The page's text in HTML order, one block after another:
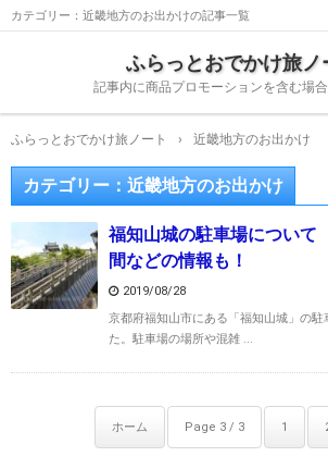
カテゴリー：近畿地方のお出かけの記事一覧
ふらっとおでかけ旅ノ
記事内に商品プロモーションを含む場
ふらっとおでかけ旅ノート › 近畿地方のお出かけ
カテゴリー：近畿地方のお出かけ
福知山城の駐車場につい
間などの情報も！
2019/08/28
京都府福知山市にある「福知山城」の駐
た。駐車場の場所や混雑 ...
ホーム Page 3 / 3 1